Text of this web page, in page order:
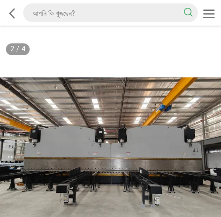
2/ 4